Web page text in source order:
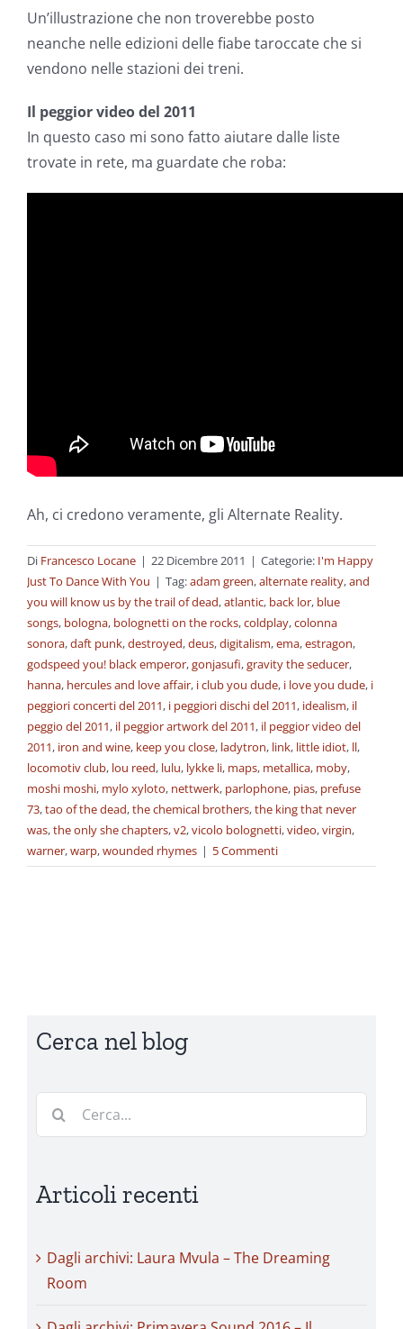
Un’illustrazione che non troverebbe posto
neanche nelle edizioni delle fiabe taroccate che si
vendono nelle stazioni dei treni.
Il peggior video del 2011
In questo caso mi sono fatto aiutare dalle liste
trovate in rete, ma guardate che roba:
Ah, ci credono veramente, gli Alternate Reality.
Di Francesco Locane | 22 Dicembre 2011 | Categorie: I'm Happy
Just To Dance With You | Tag:adam green,alternate reality,and
you will know us by the trail of dead,atlantic, back lor, blue
songs, bologna, bolognetti on the rocks,coldplay,colonna
sonora,daft punk,destroyed,deus,digitalism,ema,estragon,
godspeed you! black emperor,gonjasufi,gravity the seducer,
hanna, hercules and love affair, i club you dude, i love you dude, i
peggiori concerti del 2011, i peggiori dischi del 2011, idealism, il
peggio del 2011, il peggior artwork del 2011, il peggior video del
2011, iron and wine, keep you close, ladytron, link, little idiot, ll,
locomotiv club, lou reed, lulu, lykke li, maps, metallica, moby,
moshi moshi, mylo xyloto, nettwerk, parlophone, pias, prefuse
73,tao of the dead,the chemical brothers,the king that never
was,the only she chapters,v2,vicolo bolognetti,video,virgin,
warner,warp,wounded rhymes | 5 Commenti
Cerca nel blog
Cerca
Articoli recenti
Dagli archivi: Laura Mvula – The Dreaming
Room